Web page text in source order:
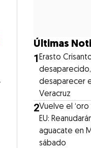
Últimas
1Erasto
desaparecer
Veracruz
2Vuelve el
EU:
aguacate en
sábado